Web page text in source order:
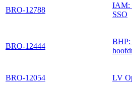
BRO-12788
IAM:
SSO
BRO-12444
BHP:
BRO-12054 LV